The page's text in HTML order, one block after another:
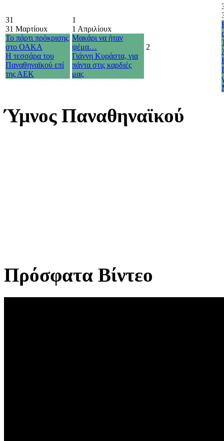
31
31 Μαρτίουx
Το πάρτι πρόκρισης
στο ΟΑΚΑ
Η τεσσάρα του
Παναθηναϊκού επί
της ΑΕΚ
1
1 Απριλίουx
Μακάρι να ήταν
ψέμα…
Γιάννη Κυράστα, για
πάντα στις καρδιές
μας
2
Ύμνος Παναθηναϊκού
Πρόσφατα Βίντεο